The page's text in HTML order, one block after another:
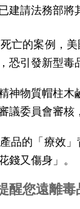
建請法務部將
亡的案例，
引發新型毒
神物質帽柱
委員會審核
品的「療效
錢又傷身」。
醒您遠離